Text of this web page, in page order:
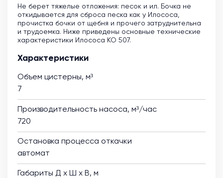
Не берет тяжелые отложения: песок и ил. Бочка не
откидывается для сброса песка как у Илососа,
прочистка бочки от щебня и прочего затруднительна
и трудоемка. Ниже приведены основные технические
характеристики Илососа КО 507.
Характеристики
Объем цистерны, м³
7
Производительность насоса, м³/час
720
Остановка процесса откачки
автомат
Габариты Д х Ш х В, м